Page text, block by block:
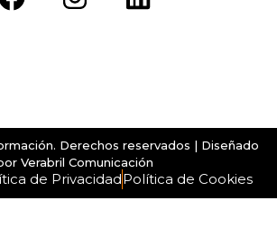
de PrivacidadPolítica de Cookies
Derechos reservados | Diseñado
Verabril Comunicación